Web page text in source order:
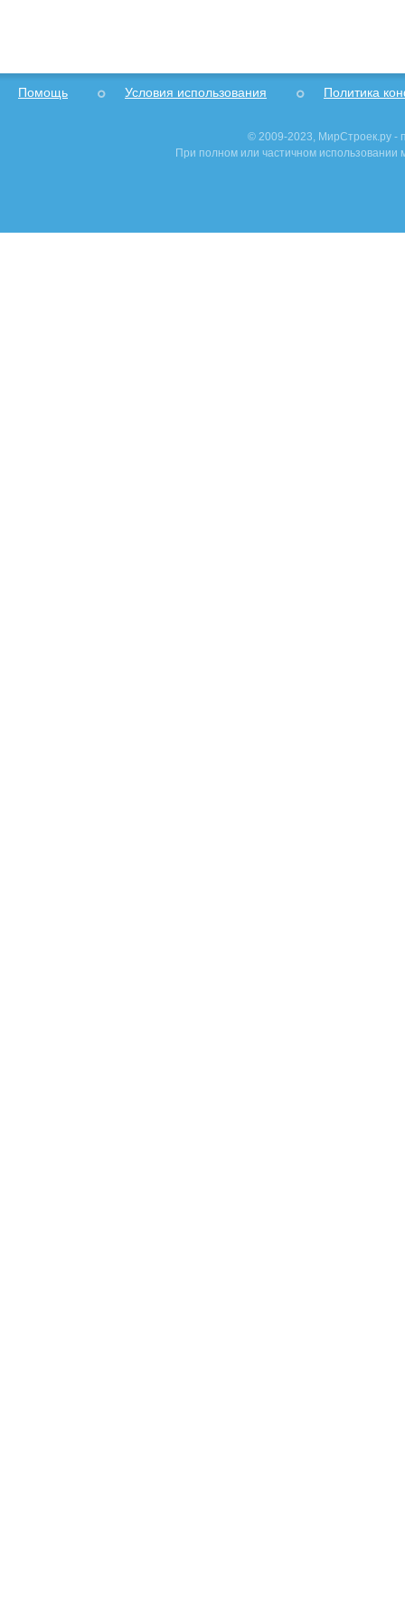
Помощь Условия использования Политика
© 2009-2023, МирСтроек.ру -
При полном или частичном использовании